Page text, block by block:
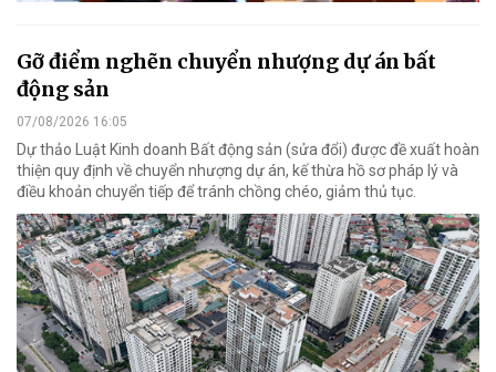
Gỡ điểm nghẽn chuyển nhượng dự án bất
động sản
07/08/2026 16:05
Dự thảo Luật Kinh doanh Bất động sản (sửa đổi) được đề xuất hoàn
thiện quy định về chuyển nhượng dự án, kế thừa hồ sơ pháp lý và
điều khoản chuyển tiếp để tránh chồng chéo, giảm thủ tục.